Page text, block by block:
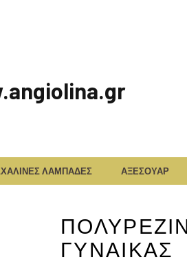
ΛΑΜΠΑΔΕΣ ΑΞΕΣΟΥΑΡ
ΓΥΝΑΙΚΑΣ